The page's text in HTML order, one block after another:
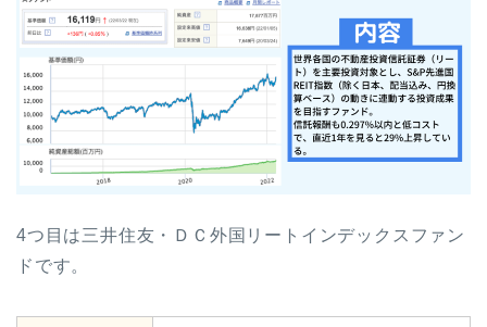
4つ目は三井住友・ＤＣ外国リートインデックスファン
ドです。